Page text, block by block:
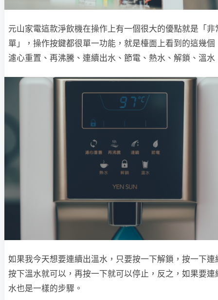
元山家電這款淨飲機在操作上有一個很大的優點就是「非
單」，操作按鍵都很單一功能，就是檯面上看到的這幾個
濾心重置、再沸騰、連續出水、節電、熱水、解鎖、溫水
如果我今天想要連續出溫水，只要按一下解鎖，按一下連
按下溫水就可以，再按一下就可以停止，反之，如果要連
水也是一樣的步驟。